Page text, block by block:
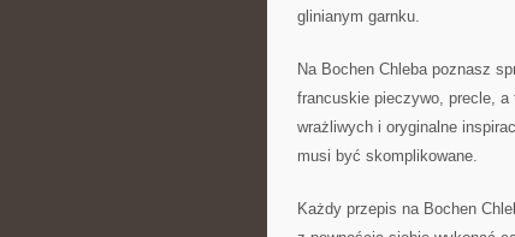
glinianym garnku.
Na Bochen Chleba poznasz
francuskie pieczywo, precle,
wrażliwych i oryginalne
musi być skomplikowane.
Każdy przepis na Bochen